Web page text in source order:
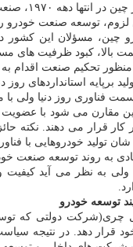
رفته
را در اولویت هفتمین برنامه ۵
مسؤلان این كشور
بالا، كبود ظرفیت
سمت فناوری روز دنیا
مقارن می شود با عضویت
كار قرار می دهند. نكته
تولید خودروهایی با
به روند توسعه صنعت
ولی به نظر می آید
توسعه خودرو
شركت اتومبیل چری(شركت